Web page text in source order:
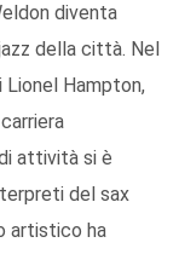
diventa
della città. Nel
Lionel Hampton,
attività si è
del sax
artistico ha